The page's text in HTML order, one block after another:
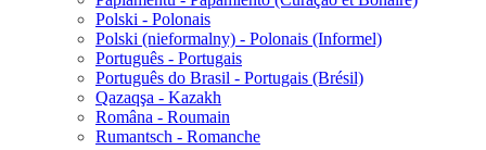
Polski - Polonais
Polski (nieformalny) - Polonais (Informel)
Português - Portugais
Português do Brasil - Portugais (Brésil)
Qazaqşa - Kazakh
Româna - Roumain
Rumantsch - Romanche